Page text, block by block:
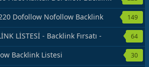
Dofollow Nofollow Backlink
149
LİSTESİ - Backlink Fırsatı -
64
Backlink Listesi 30